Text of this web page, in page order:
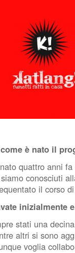
è nato il
quattro anni
conosciuti
il corso
inizialmente
stati una
altri si sono
voglia